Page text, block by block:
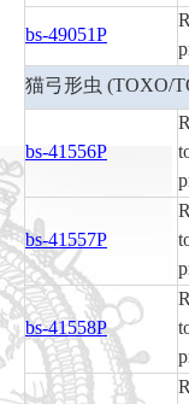
bs-49051P
猫弓形虫 (TOXO/
bs-41556P
bs-41557P
bs-41558P